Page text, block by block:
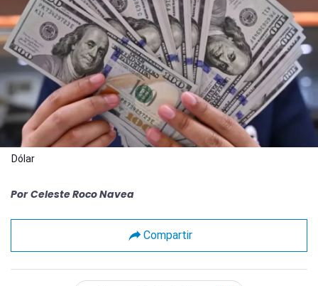
Dólar
Por Celeste Roco Navea
Compartir